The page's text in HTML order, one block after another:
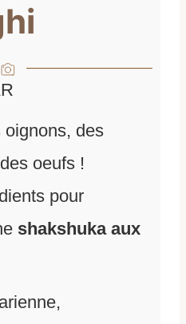
oignons, des
oeufs !
pour
shakshuka aux